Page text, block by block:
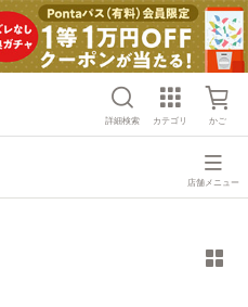
詳細検索 カテゴリ かご
店舗メニュー